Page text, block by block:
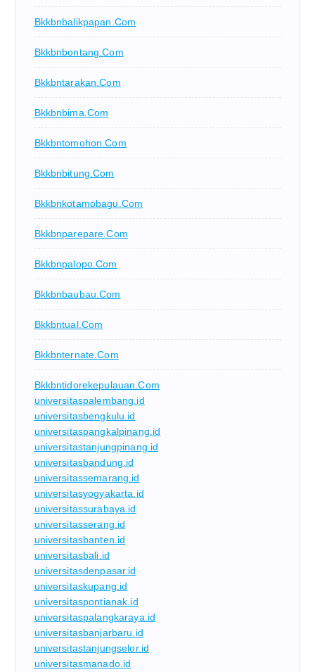
Bkkbnbalikpapan.com
Bkkbnbontang.com
Bkkbntarakan.com
Bkkbnbima.com
Bkkbntomohon.com
Bkkbnbitung.com
Bkkbnkotamobagu.com
Bkkbnparepare.com
Bkkbnpalopo.com
Bkkbnbaubau.com
Bkkbntual.com
Bkkbnternate.com
Bkkbntidorekepulauan.com
universitaspalembang.id
universitasbengkulu.id
universitaspangkalpinang.id
universitastanjungpinang.id
universitasbandung.id
universitassemarang.id
universitasyogyakarta.id
universitassurabaya.id
universitasserang.id
universitasbanten.id
universitasbali.id
universitasdenpasar.id
universitaskupang.id
universitaspontianak.id
universitaspalangkaraya.id
universitasbanjarbaru.id
universitastanjungselor.id
universitasmanado.id